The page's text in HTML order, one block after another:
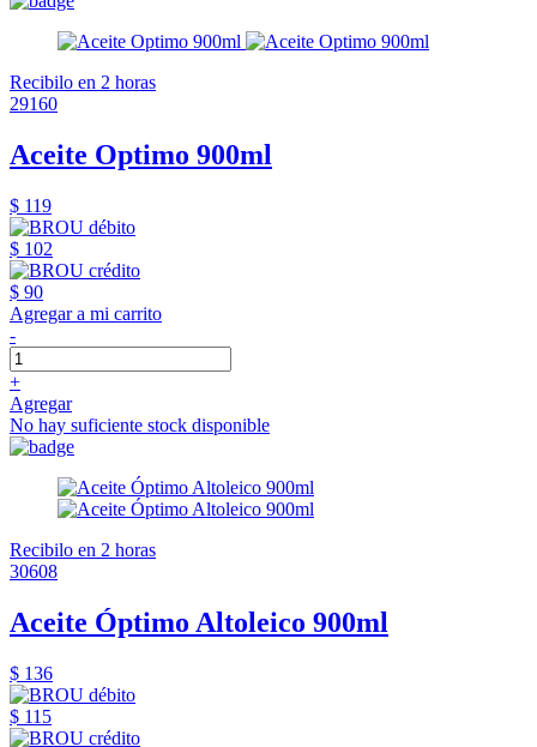
Recibilo en 2 horas
29160
Aceite Optimo 900ml
$ 119
$ 102
$ 90
Agregar a mi carrito
-
+
Agregar
No hay suficiente stock disponible
Recibilo en 2 horas
30608
Aceite Óptimo Altoleico 900ml
$ 136
$ 115